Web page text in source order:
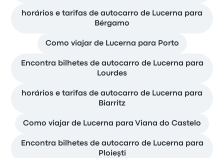
horários e tarifas de autocarro de Lucerna para
Bérgamo
Como viajar de Lucerna para Porto
Encontra bilhetes de autocarro de Lucerna para
Lourdes
horários e tarifas de autocarro de Lucerna para
Biarritz
Como viajar de Lucerna para Viana do Castelo
Encontra bilhetes de autocarro de Lucerna para
Ploieşti